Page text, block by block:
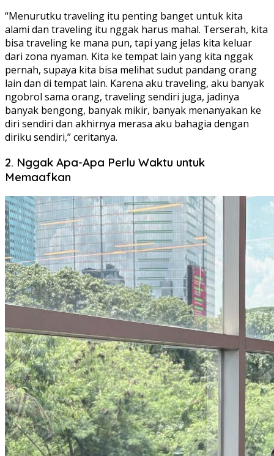
“Menurutku traveling itu penting banget untuk kita
alami dan traveling itu nggak harus mahal. Terserah, kita
bisa traveling ke mana pun, tapi yang jelas kita keluar
dari zona nyaman. Kita ke tempat lain yang kita nggak
pernah, supaya kita bisa melihat sudut pandang orang
lain dan di tempat lain. Karena aku traveling, aku banyak
ngobrol sama orang, traveling sendiri juga, jadinya
banyak bengong, banyak mikir, banyak menanyakan ke
diri sendiri dan akhirnya merasa aku bahagia dengan
diriku sendiri,” ceritanya.
2. Nggak Apa-Apa Perlu Waktu untuk
Memaafkan